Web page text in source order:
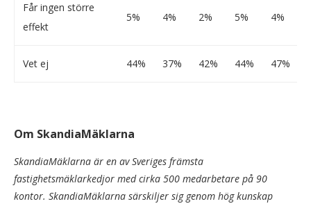
Får ingen större
effekt
5% 4% 2% 5% 4%
Vet ej 44% 37% 42% 44% 47%
Om SkandiaMäklarna
SkandiaMäklarna är en av Sveriges främsta
fastighetsmäklarkedjor med cirka 500 medarbetare på 90
kontor. SkandiaMäklarna särskiljer sig genom hög kunskap